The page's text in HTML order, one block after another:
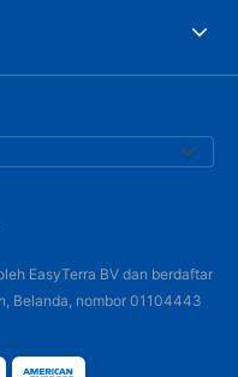
EasyTerra BV dan berdaftar
Belanda, nombor 01104443